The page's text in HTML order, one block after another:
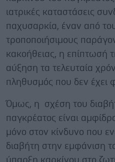
ιατρικές καταστάσεις
παχυσαρκία, έναν από
τροποποιήσιμους
κακοήθειας, η επίπτωσή
αύξηση τα τελευταία
πληθυσμός που δεν έχει
Όμως, η σχέση του
παγκρέατος είναι
μόνο στον κίνδυνο που
διαβήτη στην εμφάνιση
ύπαρξη καρκίνου στο